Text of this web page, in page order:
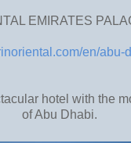
EMIRATES
en/abu-
hotel with the
of Abu Dhabi.